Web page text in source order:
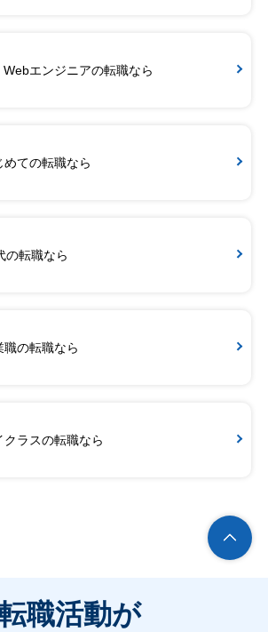
Webエンジニアの転職なら
めての転職なら
の転職なら
職の転職なら
クラスの転職なら
職活動が